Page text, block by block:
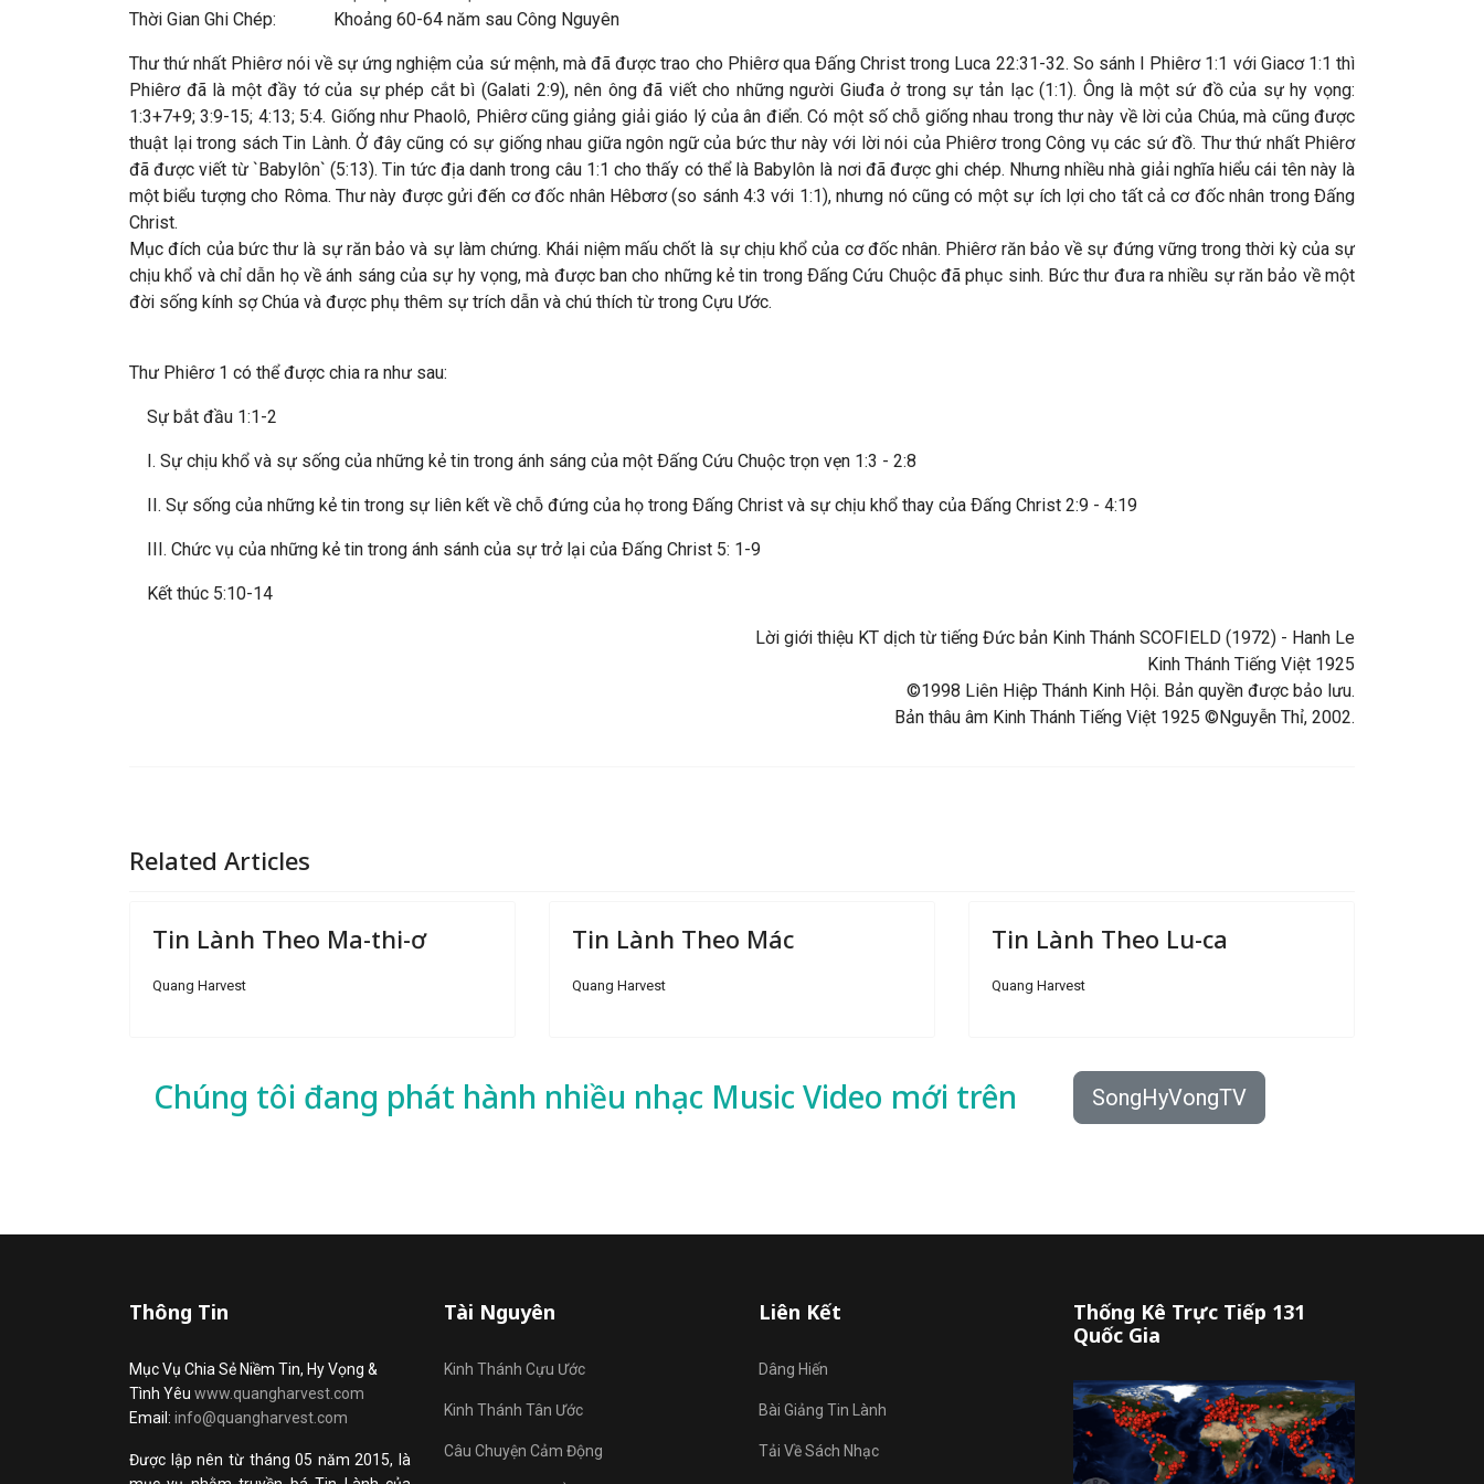
Thời Gian Ghi Chép: Khoảng 60-64 năm sau Công Nguyên
Thư thứ nhất Phiêrơ nói về sự ứng nghiệm của sứ mệnh, mà đã được trao cho Phiêrơ qua Ðấng Christ trong Luca 22:31-32. So sánh I Phiêrơ 1:1 với Giacơ 1:1 thì
Phiêrơ đã là một đầy tớ của sự phép cắt bì (Galati 2:9), nên ông đã viết cho những người Giuđa ở trong sự tản lạc (1:1). Ông là một sứ đồ của sự hy vọng:
1:3+7+9; 3:9-15; 4:13; 5:4. Giống như Phaolô, Phiêrơ cũng giảng giải giáo lý của ân điển. Có một số chỗ giống nhau trong thư này về lời của Chúa, mà cũng được
thuật lại trong sách Tin Lành. Ở đây cũng có sự giống nhau giữa ngôn ngữ của bức thư này với lời nói của Phiêrơ trong Công vụ các sứ đồ. Thư thứ nhất Phiêrơ
đã được viết từ `Babylôn` (5:13). Tin tức địa danh trong câu 1:1 cho thấy có thể là Babylôn là nơi đã được ghi chép. Nhưng nhiều nhà giải nghĩa hiểu cái tên này là
một biểu tượng cho Rôma. Thư này được gửi đến cơ đốc nhân Hêbơrơ (so sánh 4:3 với 1:1), nhưng nó cũng có một sự ích lợi cho tất cả cơ đốc nhân trong Ðấng
Christ.
Mục đích của bức thư là sự răn bảo và sự làm chứng. Khái niệm mấu chốt là sự chịu khổ của cơ đốc nhân. Phiêrơ răn bảo về sự đứng vững trong thời kỳ của sự
chịu khổ và chỉ dẫn họ về ánh sáng của sự hy vọng, mà được ban cho những kẻ tin trong Ðấng Cứu Chuộc đã phục sinh. Bức thư đưa ra nhiều sự răn bảo về một
đời sống kính sợ Chúa và được phụ thêm sự trích dẫn và chú thích từ trong Cựu Ước.
Thư Phiêrơ 1 có thể được chia ra như sau:
Sự bắt đầu 1:1-2
I. Sự chịu khổ và sự sống của những kẻ tin trong ánh sáng của một Ðấng Cứu Chuộc trọn vẹn 1:3 - 2:8
II. Sự sống của những kẻ tin trong sự liên kết về chỗ đứng của họ trong Ðấng Christ và sự chịu khổ thay của Ðấng Christ 2:9 - 4:19
III. Chức vụ của những kẻ tin trong ánh sánh của sự trở lại của Ðấng Christ 5: 1-9
Kết thúc 5:10-14
Lời giới thiệu KT dịch từ tiếng Đức bản Kinh Thánh SCOFIELD (1972) - Hanh Le
Kinh Thánh Tiếng Việt 1925
©1998 Liên Hiệp Thánh Kinh Hội. Bản quyền được bảo lưu.
Bản thâu âm Kinh Thánh Tiếng Việt 1925 ©Nguyễn Thỉ, 2002.
Related Articles
Tin Lành Theo Ma-thi-ơ
Quang Harvest
Tin Lành Theo Mác
Quang Harvest
Tin Lành Theo Lu-ca
Quang Harvest
Chúng tôi đang phát hành nhiều nhạc Music Video mới trên SongHyVongTV
Thông Tin
Mục Vụ Chia Sẻ Niềm Tin, Hy Vọng &
Tình Yêu www.quangharvest.com
Email: info@quangharvest.com
Được lập nên từ tháng 05 năm 2015, là
Tài Nguyên
Kinh Thánh Cựu Ước
Kinh Thánh Tân Ước
Câu Chuyện Cảm Động
Liên Kết
Dâng Hiến
Bài Giảng Tin Lành
Tải Về Sách Nhạc
Thống Kê Trực Tiếp 131
Quốc Gia